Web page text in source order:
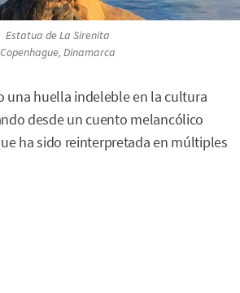
Estatua de La Sirenita
Copenhague, Dinamarca
una huella indeleble en la cultura
desde un cuento melancólico
ha sido reinterpretada en múltiples